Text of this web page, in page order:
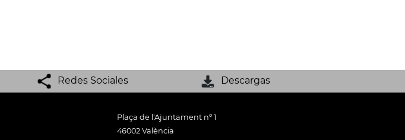
Redes Sociales Descargas
Plaça de l'Ajuntament nº 1
46002 València